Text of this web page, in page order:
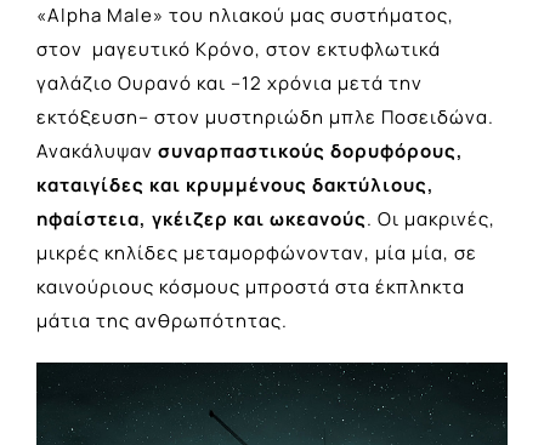
«Alpha Male» του ηλιακού μας συστήματος,
στον μαγευτικό Κρόνο, στον εκτυφλωτικά
γαλάζιο Ουρανό και –12 χρόνια μετά την
εκτόξευση– στον μυστηριώδη μπλε Ποσειδώνα.
Ανακάλυψαν συναρπαστικούς δορυφόρους,
καταιγίδες και κρυμμένους δακτύλιους,
ηφαίστεια, γκέιζερ και ωκεανούς. Οι μακρινές,
μικρές κηλίδες μεταμορφώνονταν, μία μία, σε
καινούριους κόσμους μπροστά στα έκπληκτα
μάτια της ανθρωπότητας.